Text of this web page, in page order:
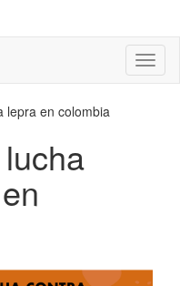
lepra en colombia